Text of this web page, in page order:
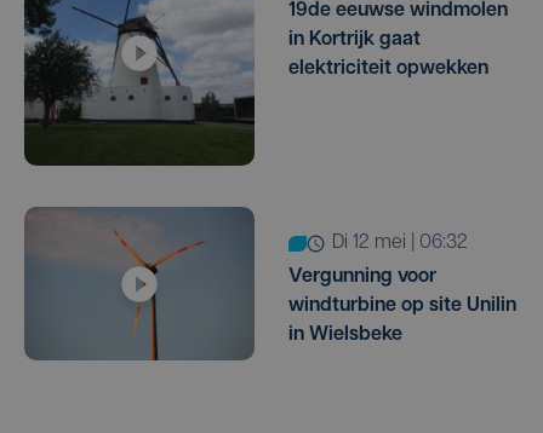
19de eeuwse windmolen
in Kortrijk gaat
elektriciteit opwekken
di 12 mei | 06:32
Vergunning voor
windturbine op site Unilin
in Wielsbeke